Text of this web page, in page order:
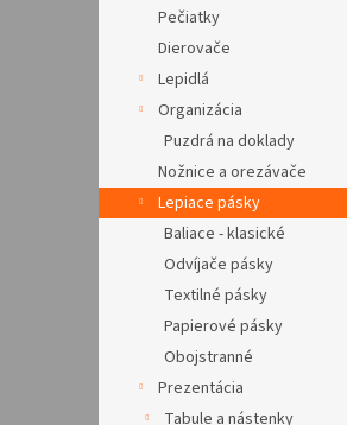
Pečiatky
Dierovače
Lepidlá
Organizácia
Puzdrá na doklady
Nožnice a orezávače
Lepiace pásky
Baliace - klasické
Odvíjače pásky
Textilné pásky
Papierové pásky
Obojstranné
Prezentácia
Tabule a nástenky